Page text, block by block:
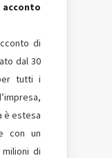
di
dal 30
tutti i
è estesa
con un
di